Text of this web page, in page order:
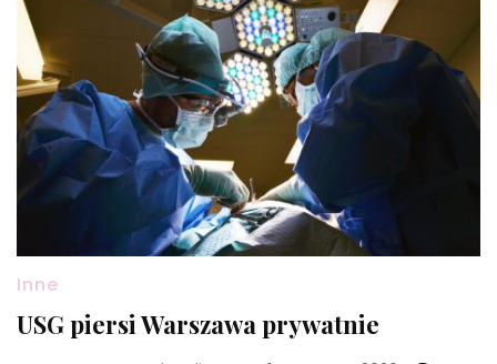
Inne
USG piersi Warszawa prywatnie